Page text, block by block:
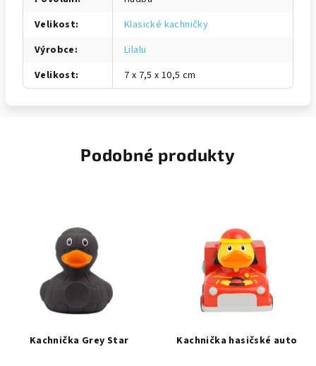
Velikost:
Klasické kachničky
Výrobce:
Lilalu
Velikost: 7 x 7,5 x 10,5 cm
Podobné produkty
Kachnička Grey Star Kachnička hasičské auto